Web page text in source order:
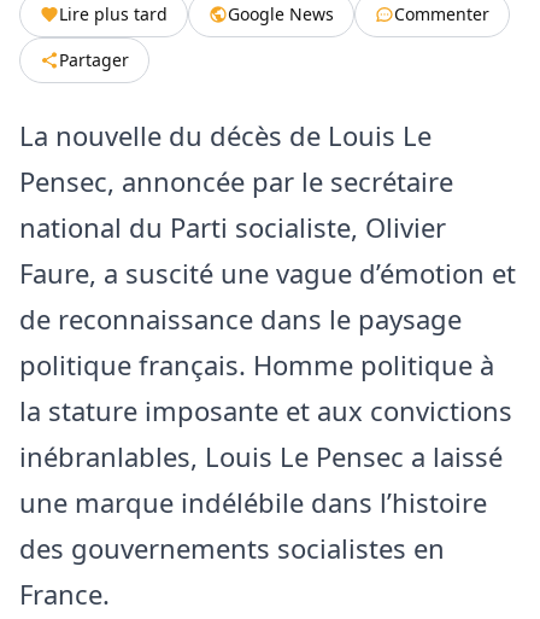
Lire plus tard Google News
Commenter
Partager
La nouvelle du décès de Louis Le
Pensec, annoncée par le secrétaire
national du Parti socialiste, Olivier
Faure, a suscité une vague d’émotion et
de reconnaissance dans le paysage
politique français. Homme politique à
la stature imposante et aux convictions
inébranlables, Louis Le Pensec a laissé
une marque indélébile dans l’histoire
des gouvernements socialistes en
France.